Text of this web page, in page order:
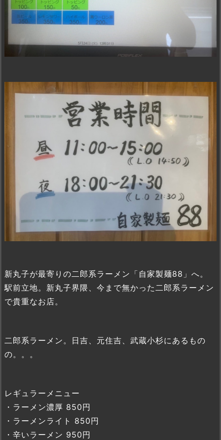
新丸子が最寄りの二郎系ラーメン「自家製麺88」へ。
駅前立地。新丸子界隈、今まで無かった二郎系ラーメン
で貴重なお店。
二郎系ラーメン。日吉、元住吉、武蔵小杉にあるもの
の。。。
レギュラーメニュー
・ラーメン濃厚 850円
・ラーメンライト 850円
・辛いラーメン 950円